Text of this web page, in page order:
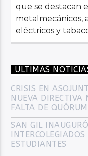
que se destacan
metalmecánicos,
eléctricos y
ULTIMAS
CRISIS EN
NUEVA DIRECTIVA
FALTA DE QUÓRUM
SAN GIL
ESTUDIANTES